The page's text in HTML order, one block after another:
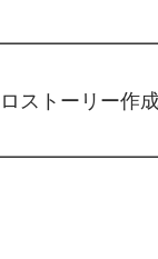
トーリー作